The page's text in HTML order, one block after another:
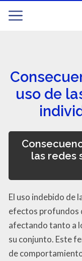
uso de
las redes
El uso indebido de
efectos profundos
afectando tanto a
su conjunto. Este
de